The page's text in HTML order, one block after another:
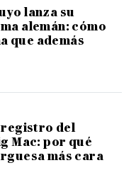
lanza su
alemán: cómo
que además
registro del
Mac: por qué
más cara